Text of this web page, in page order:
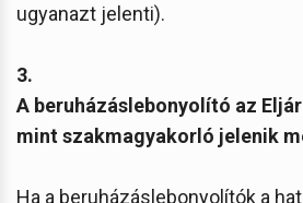
ugyanazt jelenti).
3.
A beruházáslebonyolító az
mint szakmagyakorló jelenik
Ha a beruházáslebonyolítók a